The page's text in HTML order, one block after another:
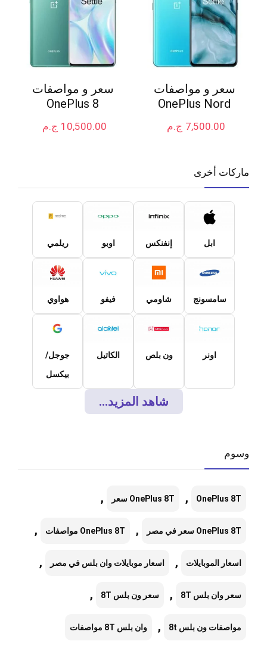
سعر و مواصفات
OnePlus Nord
ج.م 7,500.00
سعر و مواصفات
OnePlus 8
ج.م 10,500.00
ماركات أخرى
ابل إنفنكس اوبو ريلمي
سامسونج شاومي فيفو هواوي
اونر ون بلص الكاتيل
جوجل/
بيكسل
شاهد المزيد...
وسوم
OnePlus 8T
, OnePlus 8T سعر ,
OnePlus 8T سعر في مصر , OnePlus 8T مواصفات ,
اسعار الموبايلات , اسعار موبايلات وان بلس في مصر ,
سعر وان بلس 8T , سعر ون بلس 8T ,
مواصفات ون بلس 8t , وان بلس 8T مواصفات